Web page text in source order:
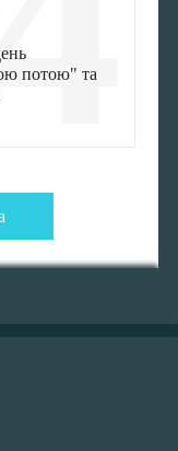
потою" та